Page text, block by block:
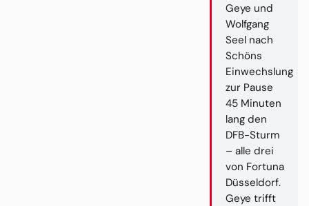
Geye und
Wolfgang
Seel nach
Schöns
Einwechslung
zur Pause
45 Minuten
lang den
DFB-Sturm
– alle drei
von Fortuna
Düsseldorf.
Geye trifft